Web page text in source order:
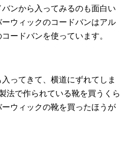
ンから入ってみるのも面白い
ウィックのコードバンはアル
ードバンを使っています。
ってきて、横道にずれてしま
法で作られている靴を買うくら
ウィックの靴を買ったほうが